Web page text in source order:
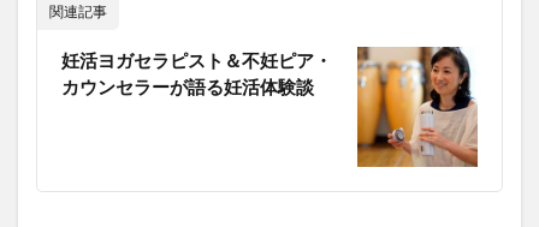
関連記事
妊活ヨガセラピスト＆不妊ピア・
カウンセラーが語る妊活体験談